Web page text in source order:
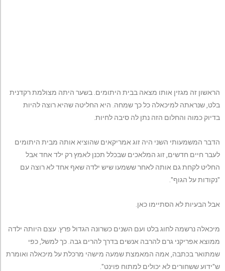
הראשון זה מגזין אותו מצאה בבית היתומים. בשער היתה מצולמת רקדנית
בלט, שנראתה למיכאלה כל כך שמחה. היא החליטה שהיא רוצה להיות
בדיוק כמוה והחלום הזה נתן לה סיבה לחיות.
הדבר המשמעותי השני היה זוג אמריקאים שהוציא אותה מבית היתומים
לעבר חיים חדשים, זוג המלאכים שבכלל תכנן לאמץ רק ילד אחד אבל
החליט לקחת גם אותה לאחר ששמעו שיש ילדה שאף אחד לא רוצה עם
"נקודות על הגוף".
אבל הבעיות לא הסתיימו כאן.
מיכאלה נרשמה לחוג בלט ועם השנים כשרונה הגדול פרץ. עצם היותה ילדה
ממוצא אפריקני גרם להרבה אנשים בדרך להרים גבה. כך למשל, כפי
שמתואר בכתבה, אמה המאמצת שמעה מישהי מרכלת על מיכאלה ואומרת
ש"ידוע ששחורים לא יכולים למתוח פוינט".